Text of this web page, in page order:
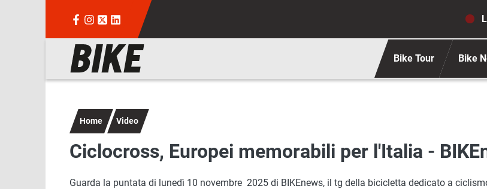
Navigazione principale Bike Tour Bike
Home Video
Ciclocross, Europei memorabili per l'Italia -
Guarda la puntata di lunedì 10 novembre 2025 di BIKEnews, il tg della bicicletta dedicato a